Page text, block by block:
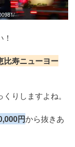
比寿ニューヨー
りしますよね。
円から抜きあ